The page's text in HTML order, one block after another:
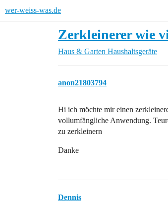
wer-weiss-was.de
Zerkleinerer wie
Haus & Garten Haushaltsgeräte
anon21803794
Hi ich möchte mir einen
vollumfängliche Anwendung.
zu zerkleinern
Danke
Dennis